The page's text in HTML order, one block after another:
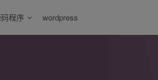
程序 wordpress